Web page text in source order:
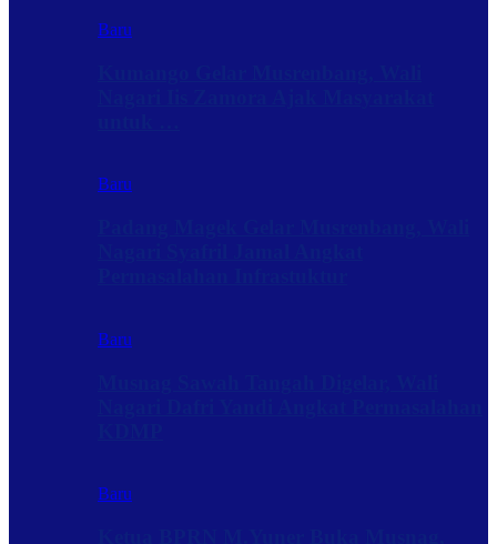
Baru
Baru
Baru
Baru